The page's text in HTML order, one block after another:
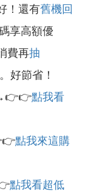
！還有舊機回
享高額優
費再抽
好節省！
點我看
點我來這購
點我看超低